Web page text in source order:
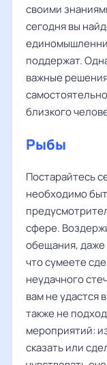
своими
сегодня вы
поддержат.
важные
близкого
Рыбы
Постарайтесь
необходимо
сфере.
обещания, даже
что сумеете
неудачного
вам не удастся
также не
мероприятий:
сказать или